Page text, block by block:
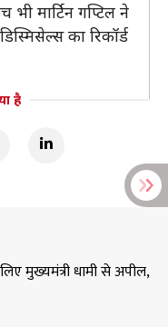
मार्टिन गप्टिल ने
का रिकॉर्ड
है
मुख्यमंत्री धामी से अपील,